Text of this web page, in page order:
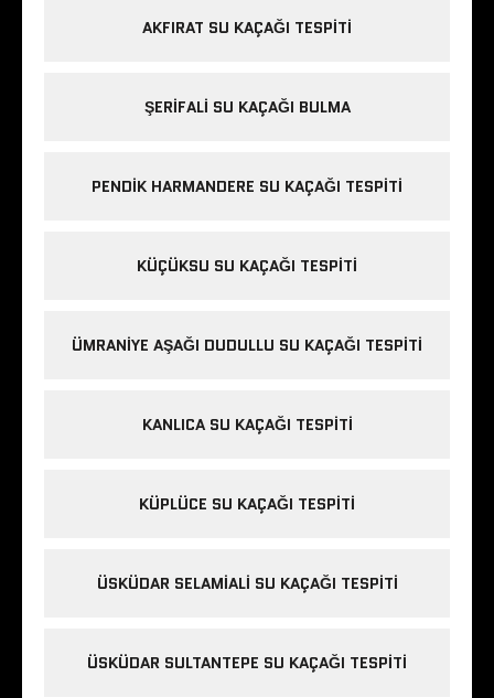
AKFIRAT SU KAÇAĞI TESPITI
ŞERIFALI SU KAÇAĞI BULMA
PENDIK HARMANDERE SU KAÇAĞI TESPITI
KÜÇÜKSU SU KAÇAĞI TESPITI
ÜMRANIYE AŞAĞI DUDULLU SU KAÇAĞI TESPITI
KANLICA SU KAÇAĞI TESPITI
KÜPLÜCE SU KAÇAĞI TESPITI
ÜSKÜDAR SELAMIALI SU KAÇAĞI TESPITI
ÜSKÜDAR SULTANTEPE SU KAÇAĞI TESPITI